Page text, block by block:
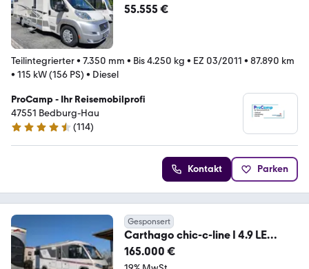
55.555 €
Teilintegrierter• 7.350 mm • Bis 4.250 kg • EZ 03/2011 • 87.890 km
• 115 kW (156 PS) • Diesel
ProCamp - Ihr Reisemobilprofi
47551 Bedburg-Hau
4.7 Sterne
(114)
Kontakt Parken
Gesponsert
Carthago chic-c-line I 4.9 LE
MB*Modell2026*MEGA-DEAL*
165.000 €